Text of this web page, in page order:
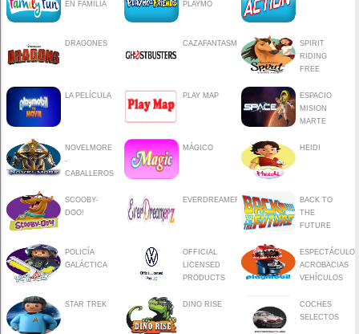
EN FAMILIA
PLAYMO
DRAGONES CAZAFANTASMAS
SPIRIT
RIDING
FREE
LA PELÍCULA PLAY MAP
ESPACIO
MISION
MARTE
NOVELMORE
-
CABALLEROS
MÁGICO HEIDI
SCOOBY-
DOO!
EVERDREAMERZ
BACK TO
THE
FUTURE
POLICÍA
GALÁCTICA
OFFICIAL
LICENSED
PRODUCTS
ESPECTÁCULO
ACROBACIAS
VEHÍCULOS
STAR TREK DINO RISE
COCHES
SELECTOS